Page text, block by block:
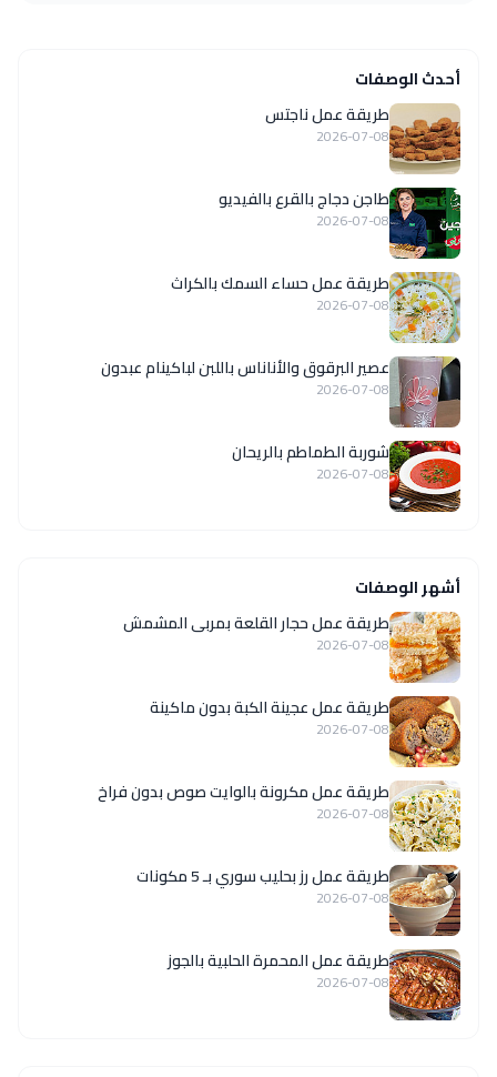
أحدث الوصفات
طريقة عمل ناجتس
2026-07-08
طاجن دجاج بالقرع بالفيديو
2026-07-08
طريقة عمل حساء السمك بالكراث
2026-07-08
عصير البرقوق والأناناس باللبن لباكينام عبدون
2026-07-08
شوربة الطماطم بالريحان
2026-07-08
أشهر الوصفات
طريقة عمل حجار القلعة بمربى المشمش
2026-07-08
طريقة عمل عجينة الكبة بدون ماكينة
2026-07-08
طريقة عمل مكرونة بالوايت صوص بدون فراخ
2026-07-08
طريقة عمل رز بحليب سوري بـ 5 مكونات
2026-07-08
طريقة عمل المحمرة الحلبية بالجوز
2026-07-08